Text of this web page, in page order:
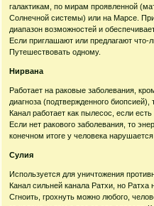
галактикам, по мирам проявленной
Солнечной системы) или на Марсе.
диапазон возможностей и
Если приглашают или предлагают что-
Путешествовать одному.
Нирвана
Работает на раковые заболевания,
диагноза (подтвержденного
Канал работает как пылесос, если
Если нет ракового заболевания, то
конечном итоге у человека
Сулия
Используется для уничтожения
Канал сильней канала Ратхи, но Ратха
Сгноить, грохнуть можно любого,